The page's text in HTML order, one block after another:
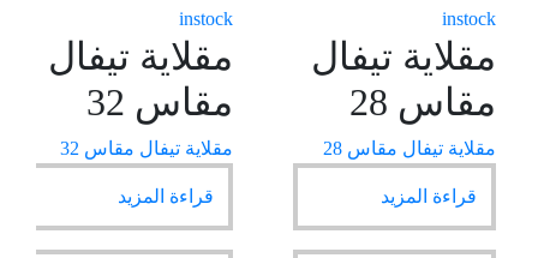
instock
مقلاية تيفال
مقاس 32
مقلاية تيفال مقاس 32
قراءة المزيد
instock
مقلاية تيفال
مقاس 28
مقلاية تيفال مقاس 28
قراءة المزيد